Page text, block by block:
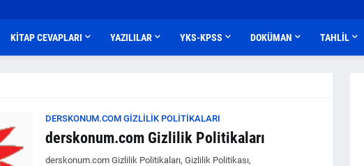
KİTAP CEVAPLARI YAZILILAR YKS-KPSS DOKÜMAN TAHLİL
DERSKONUM.COM GIZLILIK POLITIKALARI
derskonum.com Gizlilik Politikaları
derskonum.com Gizlilik Politikaları, Gizlilik Politikası,